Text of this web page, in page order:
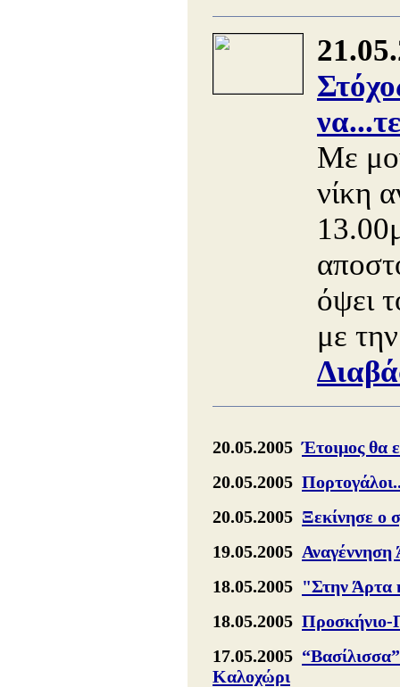
Με
νίκη
όψει
με
20.05.2005Έτοιμος θα
20.05.2005
20.05.2005 Ξεκίνησε ο
19.05.2005
18.05.2005 "Στην Άρτα
18.05.2005 Προσκήνιο-
17.05.2005
Καλοχώρι